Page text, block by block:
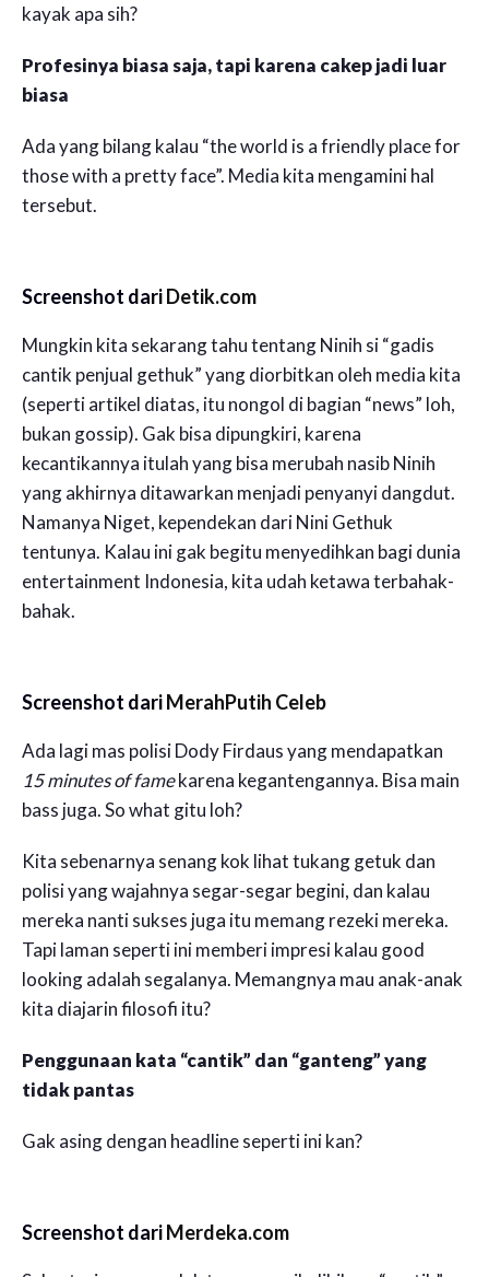
kayak apa sih?
Profesinya biasa saja, tapi karena cakep jadi luar
biasa
Ada yang bilang kalau “the world is a friendly place for
those with a pretty face”. Media kita mengamini hal
tersebut.
Screenshot dariDetik.com
Mungkin kita sekarang tahu tentang Ninih si “gadis
cantik penjual gethuk” yang diorbitkan oleh media kita
(seperti artikel diatas, itu nongol di bagian “news” loh,
bukan gossip). Gak bisa dipungkiri, karena
kecantikannya itulah yang bisa merubah nasib Ninih
yang akhirnya ditawarkan menjadi penyanyi dangdut.
Namanya Niget, kependekan dari Nini Gethuk
tentunya. Kalau ini gak begitu menyedihkan bagi dunia
entertainment Indonesia, kita udah ketawa terbahak-
bahak.
Screenshot dariMerahPutih Celeb
Ada lagi mas polisi Dody Firdaus yang mendapatkan
15 minutes of famekarena kegantengannya. Bisa main
bass juga. So what gitu loh?
Kita sebenarnya senang kok lihat tukang getuk dan
polisi yang wajahnya segar-segar begini, dan kalau
mereka nanti sukses juga itu memang rezeki mereka.
Tapi laman seperti ini memberi impresi kalau good
looking adalah segalanya. Memangnya mau anak-anak
kita diajarin filosofi itu?
Penggunaan kata “cantik” dan “ganteng” yang
tidak pantas
Gak asing dengan headline seperti ini kan?
Screenshot dariMerdeka.com